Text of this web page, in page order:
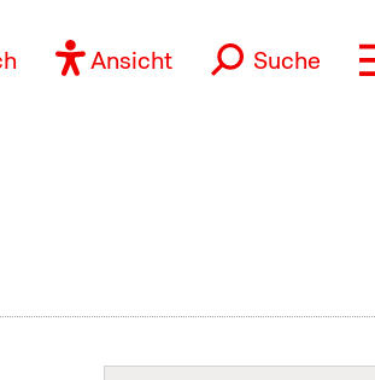
Ansicht Suche